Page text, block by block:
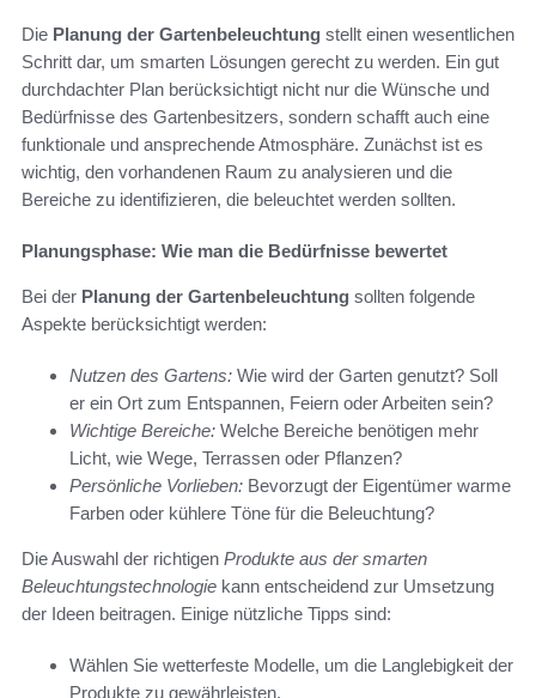
Die Planung der Gartenbeleuchtung stellt einen wesentlichen
Schritt dar, um smarten Lösungen gerecht zu werden. Ein gut
durchdachter Plan berücksichtigt nicht nur die Wünsche und
Bedürfnisse des Gartenbesitzers, sondern schafft auch eine
funktionale und ansprechende Atmosphäre. Zunächst ist es
wichtig, den vorhandenen Raum zu analysieren und die
Bereiche zu identifizieren, die beleuchtet werden sollten.
Planungsphase: Wie man die Bedürfnisse bewertet
Bei der Planung der Gartenbeleuchtung sollten folgende
Aspekte berücksichtigt werden:
Nutzen des Gartens: Wie wird der Garten genutzt? Soll
er ein Ort zum Entspannen, Feiern oder Arbeiten sein?
Wichtige Bereiche: Welche Bereiche benötigen mehr
Licht, wie Wege, Terrassen oder Pflanzen?
Persönliche Vorlieben: Bevorzugt der Eigentümer warme
Farben oder kühlere Töne für die Beleuchtung?
Die Auswahl der richtigen Produkte aus der smarten
Beleuchtungstechnologie kann entscheidend zur Umsetzung
der Ideen beitragen. Einige nützliche Tipps sind:
Wählen Sie wetterfeste Modelle, um die Langlebigkeit der
Produkte zu gewährleisten.